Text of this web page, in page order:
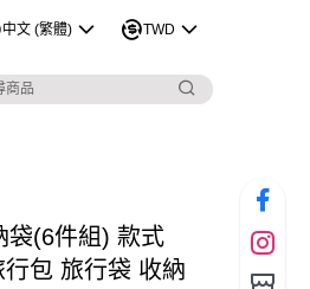
中文 (繁體) TWD
袋(6件組) 款式
包 旅行袋 收納